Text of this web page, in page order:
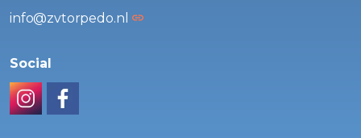
info@zvtorpedo.nl
Social